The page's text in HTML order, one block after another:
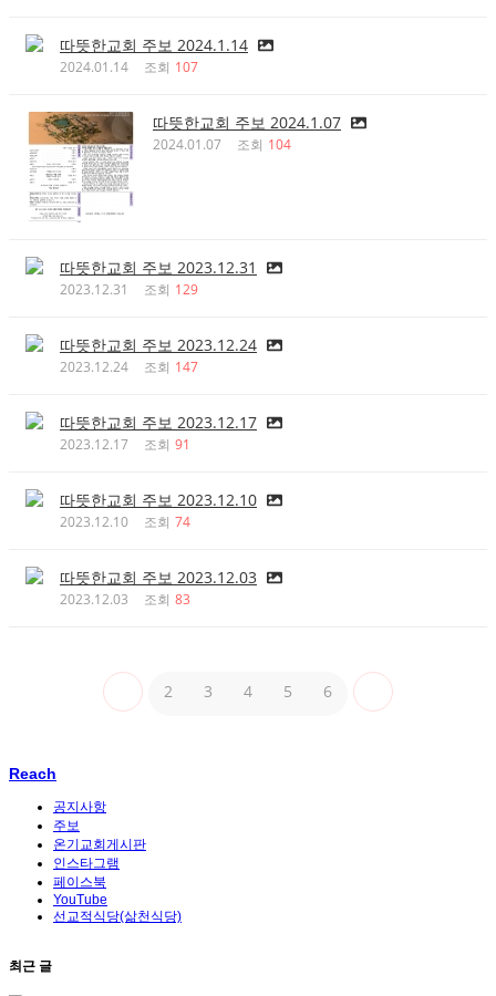
따뜻한교회 주보 2024.1.14
2024.01.14 조회 107
따뜻한교회 주보 2024.1.07
2024.01.07 조회 104
따뜻한교회 주보 2023.12.31
2023.12.31 조회 129
따뜻한교회 주보 2023.12.24
2023.12.24 조회 147
따뜻한교회 주보 2023.12.17
2023.12.17 조회 91
따뜻한교회 주보 2023.12.10
2023.12.10 조회 74
따뜻한교회 주보 2023.12.03
2023.12.03 조회 83
2 3 4 5 6
Reach
공지사항
주보
온기교회게시판
인스타그램
페이스북
YouTube
선교적식당(삶천식당)
최근 글